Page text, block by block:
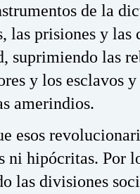
de la
las prisiones y
suprimiendo las
y los esclavos
amerindios.
esos
ni hipócritas. Por
las divisiones